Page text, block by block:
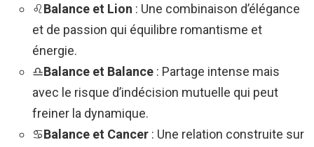
♌Balance et Lion : Une combinaison d’élégance
et de passion qui équilibre romantisme et
énergie.
♎Balance et Balance : Partage intense mais
avec le risque d’indécision mutuelle qui peut
freiner la dynamique.
♋Balance et Cancer : Une relation construite sur